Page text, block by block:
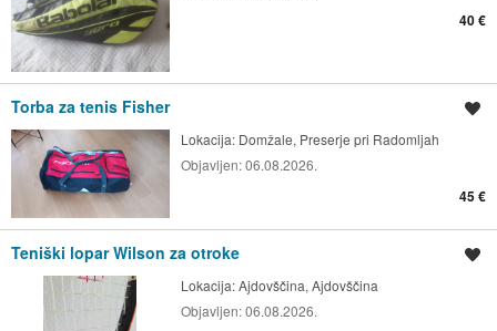
40 €
Torba za tenis Fisher
Lokacija: Domžale, Preserje pri Radomljah
Objavljen:06.08.2026.
45 €
Teniški lopar Wilson za otroke
Lokacija:Ajdovščina, Ajdovščina
Objavljen:06.08.2026.